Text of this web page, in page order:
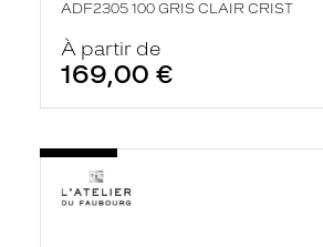
ADF2305 100 GRIS CLAIR CRIST
À partir de
169,00 €